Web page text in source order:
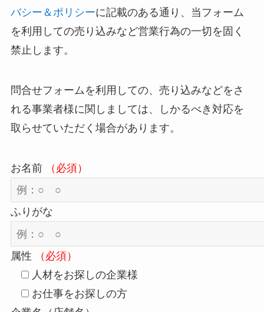
バシー＆ポリシーに記載のある通り、当フォーム
を利用しての売り込みなど営業行為の一切を固く
禁止します。
問合せフォームを利用しての、売り込みなどをさ
れる事業者様に関しましては、しかるべき対応を
取らせていただく場合があります。
お名前 （必須）
ふりがな
属性
（必須）
人材をお探しの企業様
お仕事をお探しの方